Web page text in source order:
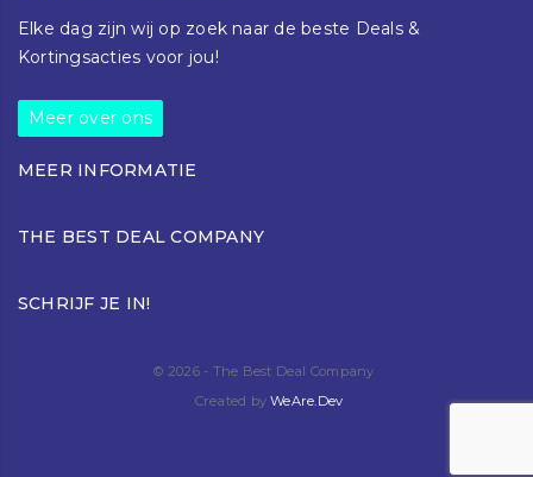
Elke dag zijn wij op zoek naar de beste Deals &
Kortingsacties voor jou!
Meer over ons
MEER INFORMATIE
Blog
Contact
THE BEST DEAL COMPANY
5617BD Eindhoven
info@thebestdeal.company
SCHRIJF JE IN!
© 2026 - The Best Deal Company
Created byWeAre.Dev